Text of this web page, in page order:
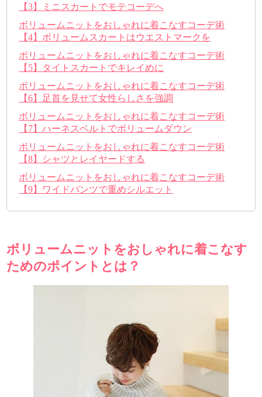
【3】ミニスカートでモテコーデへ
ボリュームニットをおしゃれに着こなすコーデ術
【4】ボリュームスカートはウエストマークを
ボリュームニットをおしゃれに着こなすコーデ術
【5】タイトスカートでキレイめに
ボリュームニットをおしゃれに着こなすコーデ術
【6】足首を見せて女性らしさを強調
ボリュームニットをおしゃれに着こなすコーデ術
【7】ハーネスベルトでボリュームダウン
ボリュームニットをおしゃれに着こなすコーデ術
【8】シャツとレイヤードする
ボリュームニットをおしゃれに着こなすコーデ術
【9】ワイドパンツで重めシルエット
ボリュームニットをおしゃれに着こなす
ためのポイントとは？